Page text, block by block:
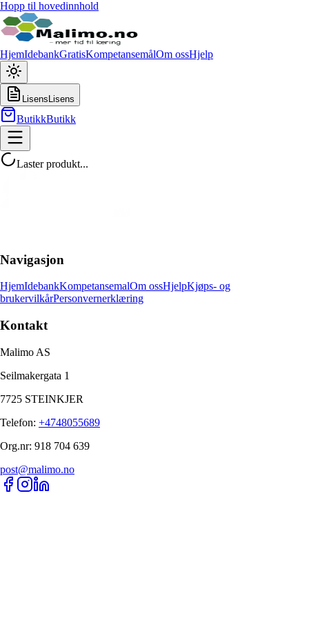
Hopp til hovedinnhold
HjemIdebankGratisKompetansemålOm ossHjelp
Lisens Lisens
ButikkButikk
Laster produkt...
Navigasjon
HjemIdebankKompetansemalOm ossHjelpKjøps- og
brukervilkårPersonvernerklæring
Kontakt
Malimo AS
Seilmakergata 1
7725 STEINKJER
Telefon: +4748055689
Org.nr: 918 704 639
post@malimo.no